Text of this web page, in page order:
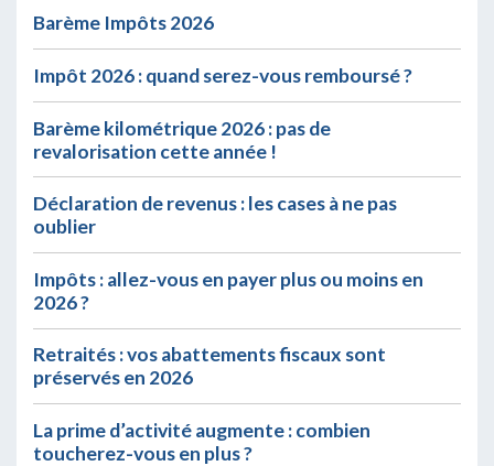
Barème Impôts 2026
Impôt 2026 : quand serez-vous remboursé ?
Barème kilométrique 2026 : pas de
revalorisation cette année !
Déclaration de revenus : les cases à ne pas
oublier
Impôts : allez-vous en payer plus ou moins en
2026 ?
Retraités : vos abattements fiscaux sont
préservés en 2026
La prime d’activité augmente : combien
toucherez-vous en plus ?